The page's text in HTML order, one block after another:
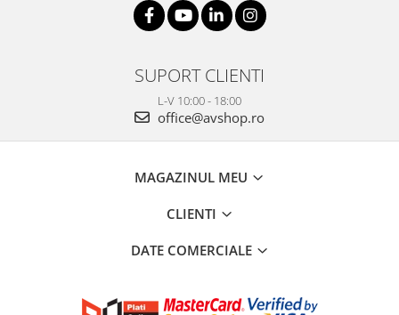
SUPORT CLIENTI
L-V 10:00 - 18:00
office@avshop.ro
MAGAZINUL MEU
CLIENTI
DATE COMERCIALE